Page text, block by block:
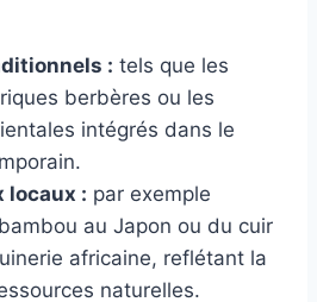
: tels que les
berbères ou les
intégrés dans le
locaux : par exemple
au Japon ou du cuir
africaine, reflétant la
naturelles.